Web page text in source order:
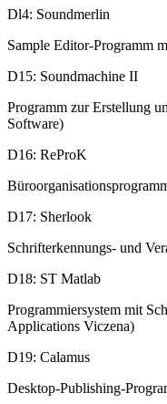
Dl4: Soundmerlin
Sample Editor-Programm
D15: Soundmachine II
Programm zur Erstellung
Software)
D16: ReProK
D17: Sherlook
Schrifterkennungs- und
D18: ST Matlab
Programmiersystem mit
Applications Viczena)
D19: Calamus
Desktop-Publishing-